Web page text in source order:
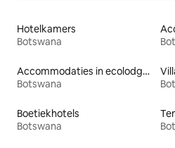
Hotelkamers
Botswana
Accommodaties in ecolodges
Botswana
Boetiekhotels
Botswana